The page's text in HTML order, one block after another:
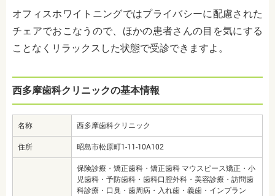
オフィスホワイトニングではプライバシーに配慮された
チェアでおこなうので、ほかの患者さんの目を気にする
ことなくリラックスした状態で受診できますよ。
西多摩歯科クリニックの基本情報
名称 西多摩歯科クリニック
住所 昭島市松原町1-11-10A102
保険診療・矯正歯科・矯正歯科 マウスピース矯正・小
児歯科・予防歯科・歯科口腔外科・美容診療・訪問歯
科診療・口臭・歯周病・入れ歯・義歯・インプラン